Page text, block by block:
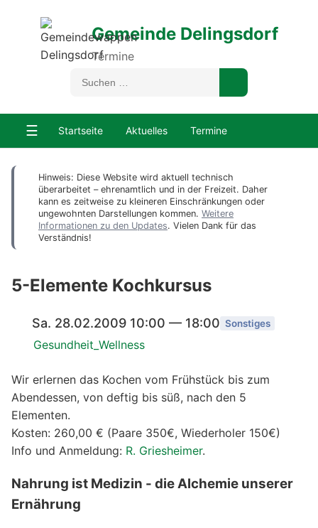
Gemeinde Delingsdorf
Termine
☰ Startseite Aktuelles Termine
Hinweis: Diese Website wird aktuell technisch
überarbeitet – ehrenamtlich und in der Freizeit. Daher
kann es zeitweise zu kleineren Einschränkungen oder
ungewohnten Darstellungen kommen. Weitere
Informationen zu den Updates. Vielen Dank für das
Verständnis!
5-Elemente Kochkursus
Sa. 28.02.2009 10:00 — 18:00 Sonstiges
Gesundheit_Wellness
Wir erlernen das Kochen vom Frühstück bis zum
Abendessen, von deftig bis süß, nach den 5
Elementen.
Kosten: 260,00 € (Paare 350€, Wiederholer 150€)
Info und Anmeldung: R. Griesheimer.
Nahrung ist Medizin - die Alchemie unserer
Ernährung